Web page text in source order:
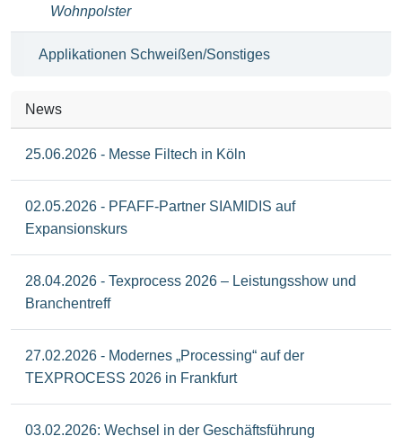
Wohnpolster
Applikationen Schweißen/Sonstiges
News
25.06.2026 - Messe Filtech in Köln
02.05.2026 - PFAFF-Partner SIAMIDIS auf
Expansionskurs
28.04.2026 - Texprocess 2026 – Leistungsshow und
Branchentreff
27.02.2026 - Modernes „Processing“ auf der
TEXPROCESS 2026 in Frankfurt
03.02.2026: Wechsel in der Geschäftsführung